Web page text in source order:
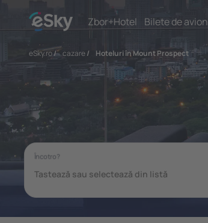
Zbor+Hotel Bilete de avion
eSky.ro/ cazare/ Hoteluri în Mount Prospect